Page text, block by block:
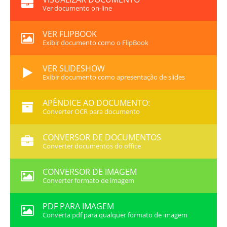
Ver documento on-line
VER FLIPBOOK
Exibir documento como o FlipBook
VER SLIDESHOW
Exibir documento como apresentação de slides
APÊNDICE AO DOCUMENTO:
Converter OCR para documento
CONVERSOR DE DOCUMENTOS
Converter documentos do office
CONVERSOR DE IMAGEM
Converter formato de imagem
PDF PARA IMAGEM
Converta pdf para qualquer formato de imagem